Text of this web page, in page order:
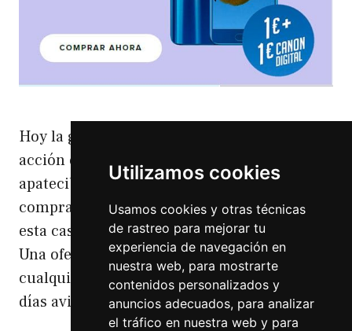
Utilizamos cookies
Usamos cookies y otras técnicas
de rastreo para mejorar tu
experiencia de navegación en
nuestra web, para mostrarte
contenidos personalizados y
anuncios adecuados, para analizar
el tráfico en nuestra web y para
Hoy la gente de Honor había sacado una
acción en Social Media de los más
apatecible. El HonorCrazy prometía
comprar uno de los modelos de la gama, en
esta caso el Honor 9 a un precio de sólo 2 €.
Una oferta que no dejaba indiferente a
cualquiera Honorcrazy Para ello llevaban
días avisando en su …Leer más